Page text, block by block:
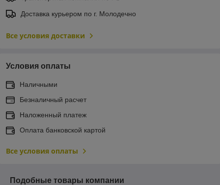
Доставка курьером по г. Молодечно
Все условия доставки
Условия оплаты
Наличными
Безналичный расчет
Наложенный платеж
Оплата банковской картой
Все условия оплаты
Подобные товары компании